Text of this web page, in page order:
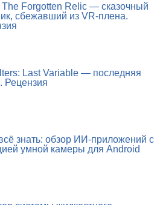
The Forgotten Relic — сказочный
сбежавший из VR-плена.
Last Variable — последняя
Рецензия
знать: обзор ИИ-приложений с
умной камеры для Android